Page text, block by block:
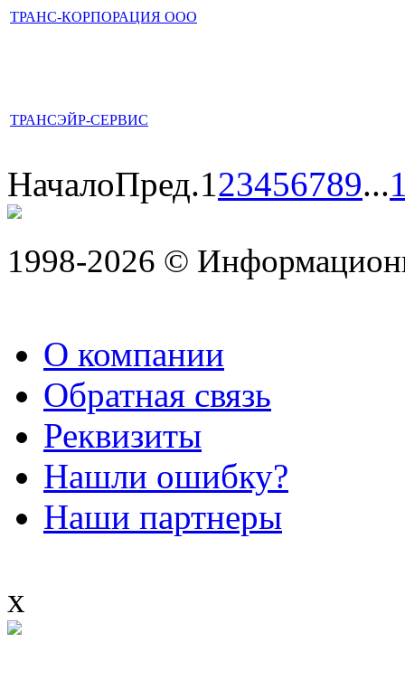
ТРАНС-КОРПОРАЦИЯ ООО
ТРАНСЭЙР-СЕРВИС
НачалоПред.123456789...
1998-2026 ©
О компании
Обратная связь
Реквизиты
Нашли ошибку?
Наши партнеры
x